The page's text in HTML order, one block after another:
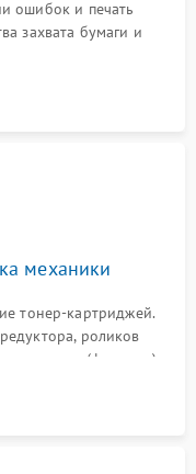
ошибок и печать
захвата бумаги и
данных о замятиях,
шумах при работе.
механики
тонер-картриджей.
роликов
в печи (фьюзере).